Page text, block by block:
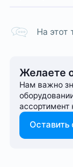
На этот
Желаете
Нам важно
ассортимент
Оставить